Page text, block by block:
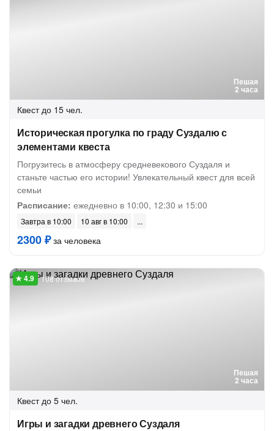
Пешая
2 часа
Квест до 15 чел.
Историческая прогулка по граду Суздалю с
элементами квеста
Погрузитесь в атмосферу средневекового Суздаля и
станьте частью его истории! Увлекательный квест для всей
семьи
Расписание: ежедневно в 10:00, 12:30 и 15:00
Завтра в 10:00 10 авг в 10:00
2300 ₽за человека
Пешая
2 часа
108 отзывов
Квест до 5 чел.
Игры и загадки древнего Суздаля